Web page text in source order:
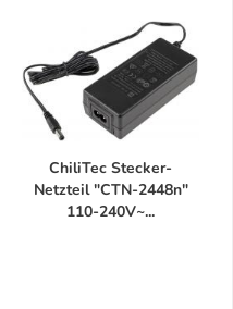
ChiliTec Stecker-
Netzteil "CTN-2448n"
110-240V~...